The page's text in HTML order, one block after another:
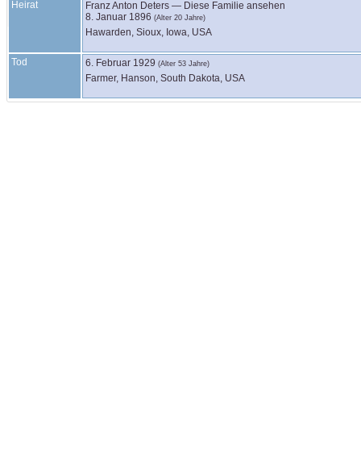
Heirat Franz Anton Deters — Diese Familie ansehen
8. Januar 1896 (Alter 20 Jahre)
Hawarden, Sioux, Iowa, USA
Tod 6. Februar 1929 (Alter 53 Jahre)
Farmer, Hanson, South Dakota, USA